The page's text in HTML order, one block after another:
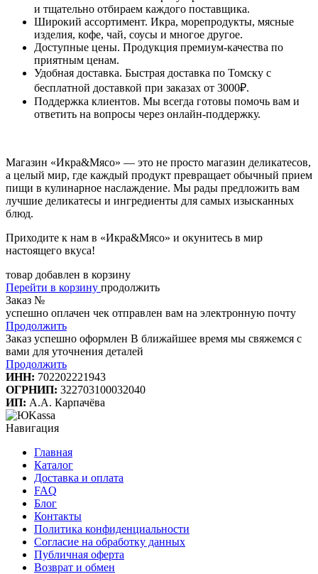
и тщательно отбираем каждого поставщика.
Широкий ассортимент. Икра, морепродукты, мясные
изделия, кофе, чай, соусы и многое другое.
Доступные цены. Продукция премиум-качества по
приятным ценам.
Удобная доставка. Быстрая доставка по Томску с
бесплатной доставкой при заказах от 3000₽.
Поддержка клиентов. Мы всегда готовы помочь вам и
ответить на вопросы через онлайн-поддержку.
Магазин «Икра&Мясо» — это не просто магазин деликатесов,
а целый мир, где каждый продукт превращает обычный прием
пищи в кулинарное наслаждение. Мы рады предложить вам
лучшие деликатесы и ингредиенты для самых изысканных
блюд.
Приходите к нам в «Икра&Мясо» и окунитесь в мир
настоящего вкуса!
товар добавлен в корзину
Перейти в корзину продолжить
Заказ №
успешно оплачен чек отправлен вам на электронную почту
Продолжить
Заказ успешно оформлен В ближайшее время мы свяжемся с
вами для уточнения деталей
Продолжить
ИНН: 702202221943
ОГРНИП: 322703100032040
ИП: А.А. Карпачёва
Навигация
Главная
Каталог
Доставка и оплата
FAQ
Блог
Контакты
Политика конфиденциальности
Согласие на обработку данных
Публичная оферта
Возврат и обмен